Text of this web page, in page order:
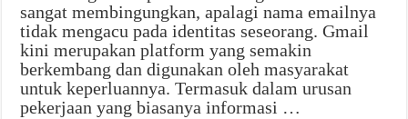
sangat membingungkan, apalagi nama emailnya
tidak mengacu pada identitas seseorang. Gmail
kini merupakan platform yang semakin
berkembang dan digunakan oleh masyarakat
untuk keperluannya. Termasuk dalam urusan
pekerjaan yang biasanya informasi …